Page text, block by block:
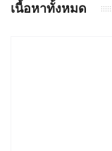
เนื้อหาทั้งหมด